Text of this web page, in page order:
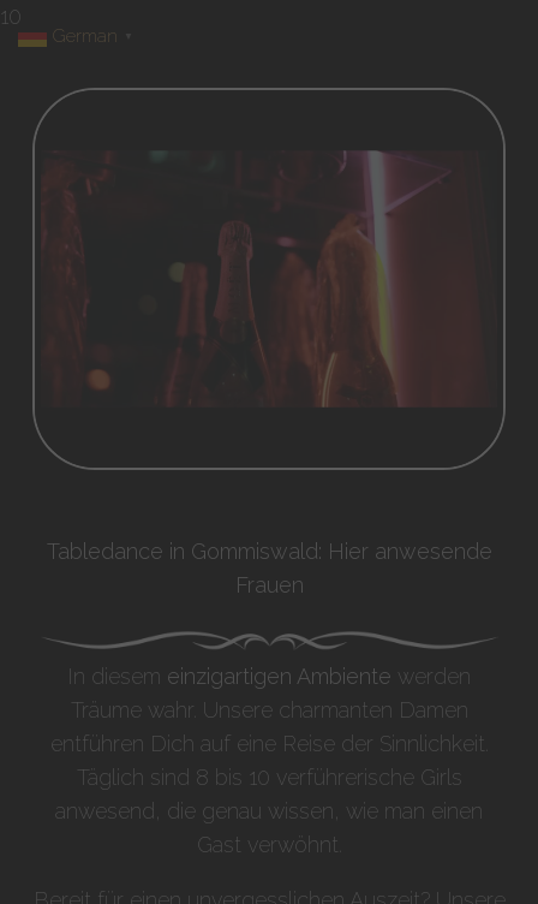
10
Tabledance in Gommiswald: Hier anwesende
Frauen
In diesem einzigartigen Ambiente werden
Träume wahr. Unsere charmanten Damen
entführen Dich auf eine Reise der Sinnlichkeit.
Täglich sind 8 bis 10 verführerische Girls
anwesend, die genau wissen, wie man einen
Gast verwöhnt.
German